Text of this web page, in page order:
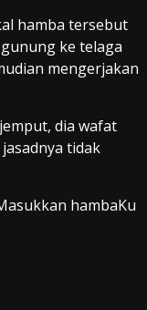
hamba tersebut
ke telaga
mengerjakan
dia wafat
tidak
hambaKu